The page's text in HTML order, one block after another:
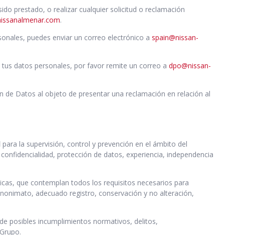
prestado, o realizar cualquier solicitud o reclamación
.
puedes enviar un correo electrónico a spain@nissan-
datos personales, por favor remite un correo a dpo@nissan-
Datos al objeto de presentar una reclamación en relación al
la supervisión, control y prevención en el ámbito del
protección de datos, experiencia, independencia
que contemplan todos los requisitos necesarios para
adecuado registro, conservación y no alteración,
posibles incumplimientos normativos, delitos,